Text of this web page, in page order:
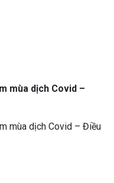
mùa dịch Covid –